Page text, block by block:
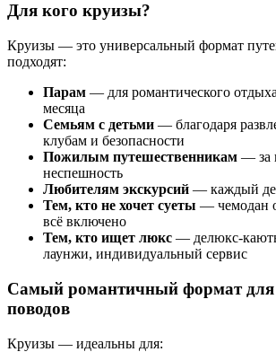
Для кого круизы?
Круизы — это универсальный формат
подходят:
Парам — для романтического
месяца
Семьям с детьми — благодаря
клубам и безопасности
Пожилым путешественникам — за
неспешность
Любителям экскурсий — каждый
Тем, кто не хочет суеты — чемодан
всё включено
Тем, кто ищет люкс — делюкс-
лаунжи, индивидуальный сервис
Самый романтичный формат для
поводов
Круизы — идеальны для: